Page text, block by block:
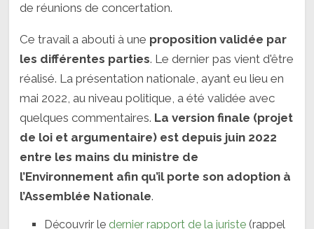
de réunions de concertation.
Ce travail a abouti à une proposition validée par
les différentes parties. Le dernier pas vient d'être
réalisé. La présentation nationale, ayant eu lieu en
mai 2022, au niveau politique, a été validée avec
quelques commentaires. La version finale (projet
de loi et argumentaire) est depuis juin 2022
entre les mains du ministre de
l’Environnement afin qu’il porte son adoption à
l’Assemblée Nationale.
Découvrir le dernier rapport de la juriste (rappel